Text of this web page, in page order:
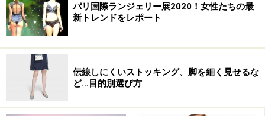
パリ国際ランジェリー展2020！女性たちの最
新トレンドをレポート
伝線しにくいストッキング、脚を細く見せるな
ど…目的別選び方